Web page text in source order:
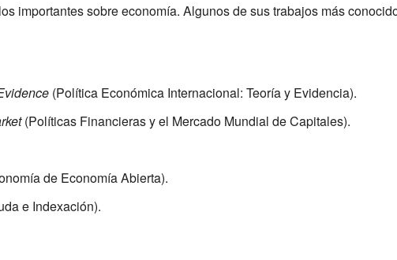
importantes sobre economía. Algunos de sus trabajos más
(Política Económica Internacional: Teoría y Evidencia).
(Políticas Financieras y el Mercado Mundial de Capitales).
de Economía Abierta).
e Indexación).